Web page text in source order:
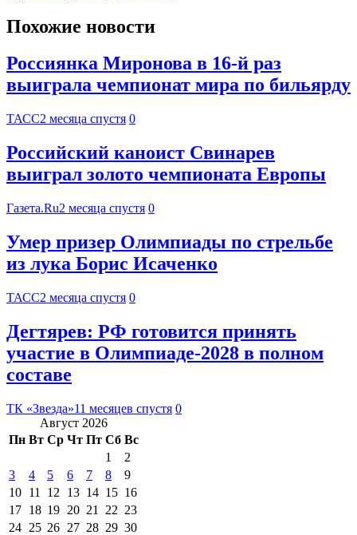
Похожие новости
Россиянка Миронова в 16-й раз
выиграла чемпионат мира по бильярду
ТАСС2 месяца спустя 0
Российский каноист Свинарев
выиграл золото чемпионата Европы
Газета.Ru2 месяца спустя 0
Умер призер Олимпиады по стрельбе
из лука Борис Исаченко
ТАСС2 месяца спустя 0
Дегтярев: РФ готовится принять
участие в Олимпиаде-2028 в полном
составе
ТК «Звезда»11 месяцев спустя 0
Август 2026
Пн Вт Ср Чт Пт Сб Вс
1
2
3
4 5 6 7 8
9
10 11 12 13 14 15 16
17 18 19 20 21 22 23
24 25 26 27 28 29 30